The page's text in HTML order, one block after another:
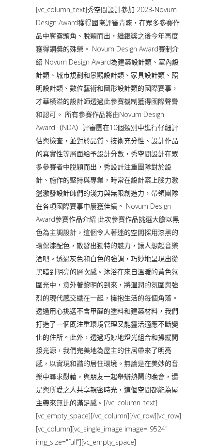
[vc_column_text]秀空間設計參加 2023-Novum
Design Award獲得國際評審青睞，在眾多參賽作
品中嶄露頭角、脫穎而出，繼銀獎之後今年再度
獲得銅獎的殊榮。 Novum Design Award賽制介
紹 Novum Design Award為建築設計類、室內設
計類、城市規劃和景觀設計類、家具設計類、照
明設計類、數位藝術和圖形設計類的國際賽事，
才華橫溢的設計師透過此參賽機制獲得國際聲譽
和認可。 所有參賽作品將由Novum Design
Award（NDA）評審團在10個類別中進行仔細評
估與檢查，並對於品質、技術充分性、設計作品
的真實性等層面給予設計分數，秀空間設計在眾
多參賽者中脫穎而出，秀設計注重團隊對於設
計、施作的堅持與專業，時常在設計案上腦力激
盪激發設計師們的淺力與無限創造力，帶領團隊
在各項國際賽事中屢獲佳績。 Novum Design
Award參賽作品介紹 此次參賽作品挑選大膽以黑
色為主調設計，這個令人著迷的空間採用漆黑的
環保漆配色，散發出獨特的魅力，讓人想起音樂
酒吧。透過灰色和白色的強調，巧妙地呈現出從
黑暗到明亮的層次感。沐浴在來自溫暖的黃色氛
圍光中，意外著黎明的到來，將溫潤的氛圍與強
烈的現代感交織在一起，擁抱生活的每個角落。
透過用心挑選不含甲醛的塗料和建築材料，我們
打造了一個既注重環境管理又能靈活適應不斷變
化的住所。此外，透過巧妙地燈光組合和操縱間
接光源，我們完美地為屋主的住居帶來了明亮
感，以實現和諧的居住環境。無論是在美妙的音
樂中尋求慰藉，與朋友一起舉辦熱鬧的晚會，還
是與所愛之人共享親密時光，這個空間都能為屋
主帶來無比的滿足感。[/vc_column_text]
[vc_empty_space][/vc_column][/vc_row][vc_row]
[vc_column][vc_single_image image="9524"
img_size="full"][vc_empty_space]